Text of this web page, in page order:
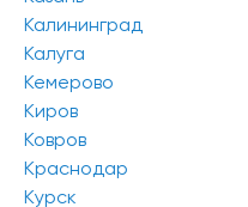
Калининград
Калуга
Кемерово
Киров
Ковров
Краснодар
Курск